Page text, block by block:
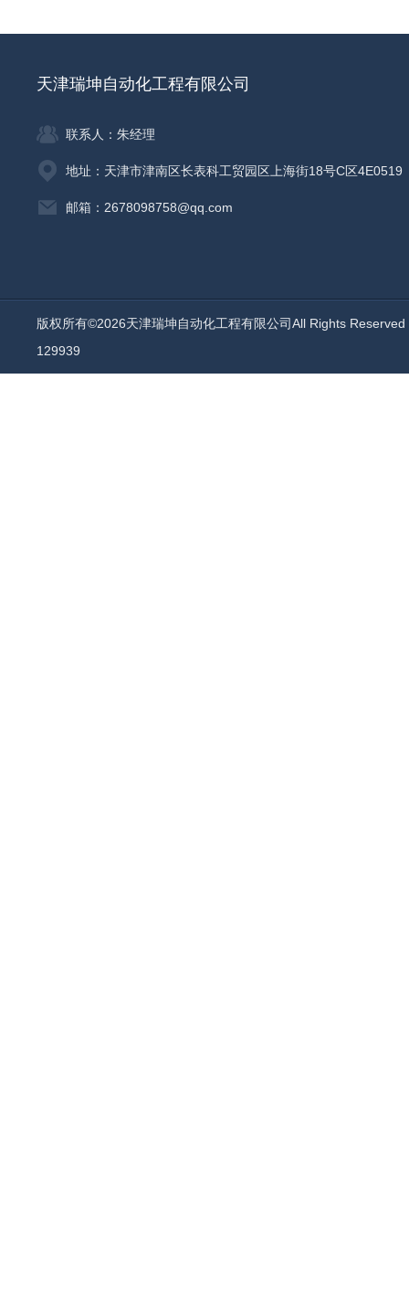
天津瑞坤自动化工程有限公司
联系人：朱经理
地址：天津市津南区长表科工贸园区上海街18号C区4E0519
邮箱：2678098758@qq.com
版权所有©2026天津瑞坤自动化工程有限公司All Rights
129939